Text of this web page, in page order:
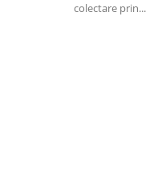
colectare prin...